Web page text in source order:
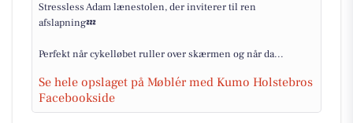
Stressless Adam lænestolen, der inviterer til ren
afslapning💤
Perfekt når cykelløbet ruller over skærmen og når da...
Se hele opslaget på Møblér med Kumo Holstebros
Facebookside